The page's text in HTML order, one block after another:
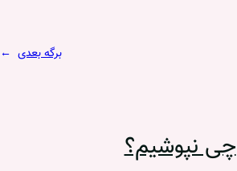
برگه بعدی →
چی نپوشیم؟